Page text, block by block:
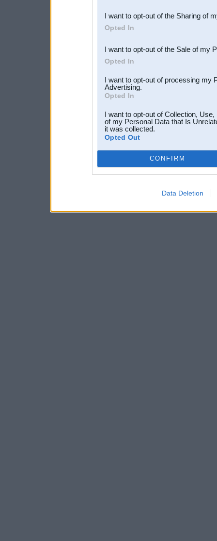
Downstream Participants
third parties.
I want to opt-out of the Sharing of
Opted In
I want to opt-out of the Sale of my
Opted In
I want to opt-out of processing my
Advertising.
Opted In
I want to opt-out of Collection,
of my Personal Data that Is
it was collected.
Opted Out
CONFIRM
Data Deletion